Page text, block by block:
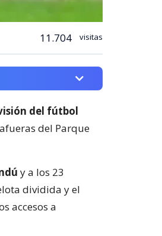
11.704 visitas
del fútbol
del Parque
y a los 23
dividida y el
accesos a